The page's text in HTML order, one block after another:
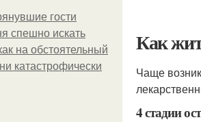
гости
спешно искать
на обстоятельный
катастрофически
Как
Чаще
4 стадии